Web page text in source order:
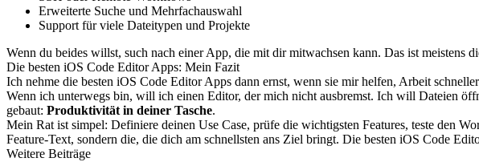
Erweiterte Suche und Mehrfachauswahl
Support für viele Dateitypen und Projekte
Wenn du beides willst, such nach einer App, die mit dir mitwachsen kann. Das ist meistens
Die besten iOS Code Editor Apps: Mein Fazit
Ich nehme die besten iOS Code Editor Apps dann ernst, wenn sie mir helfen, Arbeit
Wenn ich unterwegs bin, will ich einen Editor, der mich nicht ausbremst. Ich will Dateien
gebaut: Produktivität in deiner Tasche.
Mein Rat ist simpel: Definiere deinen Use Case, prüfe die wichtigsten Features, teste den
Feature-Text, sondern die, die dich am schnellsten ans Ziel bringt. Die besten iOS Code
Weitere Beiträge